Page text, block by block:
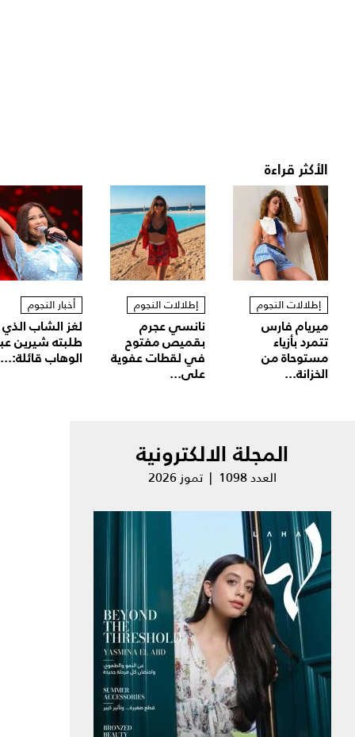
الأكثر قراءة
إطلالات النجوم
ميريام فارس
تتمرد بأزياء
مستوحاة من
الخزانة...
إطلالات النجوم
نانسي عجرم
بقميص مفتوح
في لقطات عفوية
على...
أخبار النجوم
لغز الشاب الذي
طلبته شيرين
الوهاب قائلة:...
المجلة الالكترونية
العدد 1098 | تموز 2026